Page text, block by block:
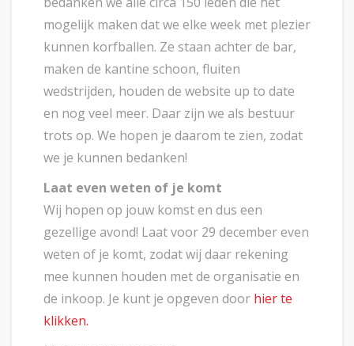
mogelijk maken dat we elke week met plezier
kunnen korfballen. Ze staan achter de bar,
maken de kantine schoon, fluiten
wedstrijden, houden de website up to date
en nog veel meer. Daar zijn we als bestuur
trots op. We hopen je daarom te zien, zodat
we je kunnen bedanken!
Laat even weten of je komt
Wij hopen op jouw komst en dus een
gezellige avond! Laat voor 29 december even
weten of je komt, zodat wij daar rekening
mee kunnen houden met de organisatie en
de inkoop. Je kunt je opgeven door hier te
klikken.